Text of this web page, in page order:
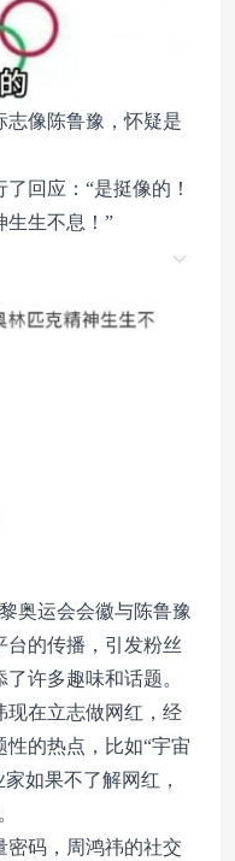
志像陈鲁豫，怀疑是
回应：“是挺像的！
生生不息！”
奥运会会徽与陈鲁豫
台的传播，引发粉丝
许多趣味和话题。
现在立志做网红，经
的热点，比如“宇宙
如果不了解网红，
密码，周鸿祎的社交